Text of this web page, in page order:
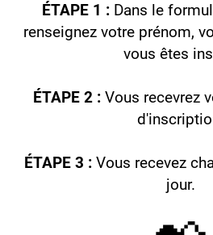
ÉTAPE 1 : Dans le
renseignez votre prénom,
vous êtes
ÉTAPE 2 : Vous recevrez
ÉTAPE 3 : Vous recevez
jour.